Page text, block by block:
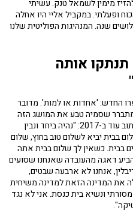
מימין לשמאל טנק. עשיתי
ופעלתי. במקביל אליי היו אחלה
שנה. המנהיגות הפוליטית שלנו
אותה
החדש: 'אחדות או למות'. מדובר
שסמיה טבע את המושג הזה
לפני עשור, כשאת הספר עצמו החל לכתוב עוד ב-2017: "נהיה ביחד ונבין
בבית יביא לשלום טוב בחוץ, שלום
בבית. כשאין לך שלום בבית אתה
דאגה מהעובדה שאנחנו שסועים
אנחנו לא ארבעה שבטים,
את המדינה הזאת למדינה משיחית
ונשיא בית כנסת. אני לא נגד